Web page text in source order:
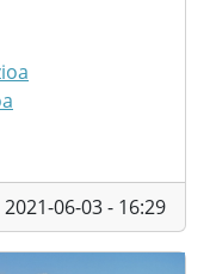
2021-06-03 - 16:29